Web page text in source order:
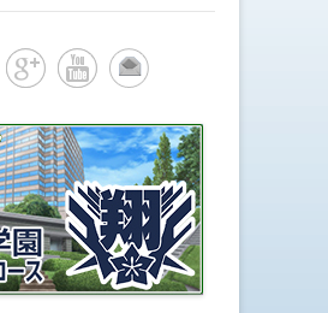
o
で
共
有
に
は
ク
リ
ッ
ク
し
て
く
だ
さ
い
(